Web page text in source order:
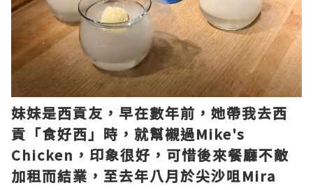
妹妹是西貢友，早在數年前，她帶我去西
貢「食好西」時，就幫襯過Mike's
Chicken，印象很好，可惜後來餐廳不敵
加租而結業，至去年八月於尖沙咀Mira